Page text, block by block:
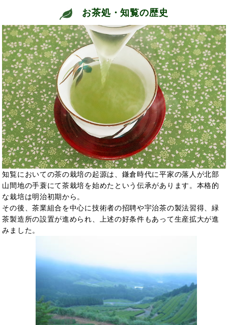
お茶処・知覧の歴史
知覧においての茶の栽培の起源は、鎌倉時代に平家の落人が北部
山間地の手蓑にて茶栽培を始めたという伝承があります。本格的
な栽培は明治初期から。
その後、茶業組合を中心に技術者の招聘や宇治茶の製法習得、緑
茶製造所の設置が進められ、上述の好条件もあって生産拡大が進
みました。